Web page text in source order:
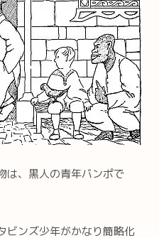
は、黒人の青年バンポで
ビンズ少年がかなり簡略化